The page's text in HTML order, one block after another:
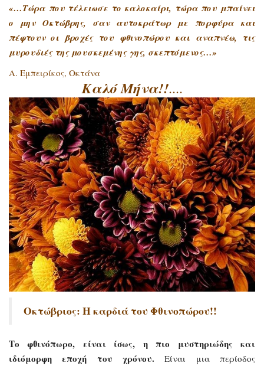
«…Τώρα που τέλειωσε το καλοκαίρι, τώρα που μπαίνει
ο μην Οκτώβρης, σαν αυτοκράτωρ με πορφύρα και
πέφτουν οι βροχές του φθινοπώρου και αναπνέω, τις
μυρουδιές της μουσκεμένης γης, σκεπτόμενος…»
Α. Εμπειρίκος, Οκτάνα
Καλό Μήνα!!....
Οκτώβριος: Η καρδιά του Φθινοπώρου!!
Το φθινόπωρο, είναι ίσως, η πιο μυστηριώδης και
ιδιόμορφη εποχή του χρόνου. Είναι μια περίοδος